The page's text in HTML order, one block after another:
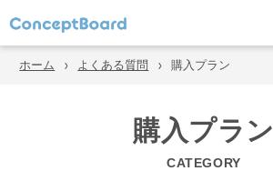
ホーム よくある質問 購入プラン
購入プラン
CATEGORY